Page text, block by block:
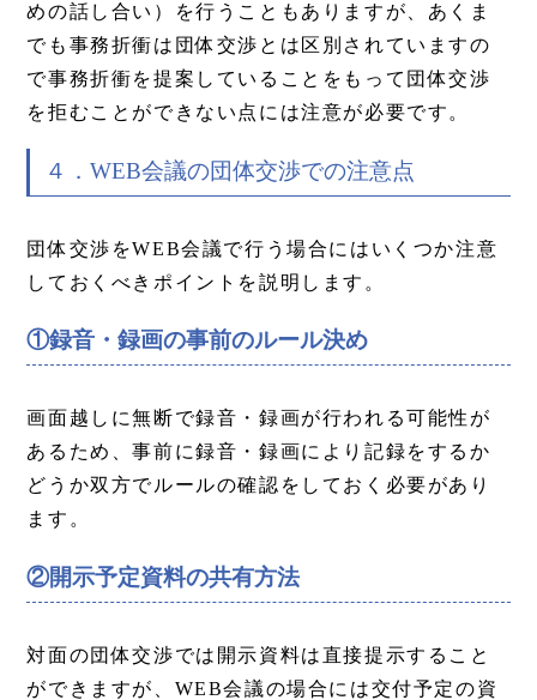
めの話し合い）を行うこともありますが、あくま
でも事務折衝は団体交渉とは区別されていますの
で事務折衝を提案していることをもって団体交渉
を拒むことができない点には注意が必要です。
４．WEB会議の団体交渉での注意点
団体交渉をWEB会議で行う場合にはいくつか注意
しておくべきポイントを説明します。
①録音・録画の事前のルール決め
画面越しに無断で録音・録画が行われる可能性が
あるため、事前に録音・録画により記録をするか
どうか双方でルールの確認をしておく必要があり
ます。
②開示予定資料の共有方法
対面の団体交渉では開示資料は直接提示すること
ができますが、WEB会議の場合には交付予定の資